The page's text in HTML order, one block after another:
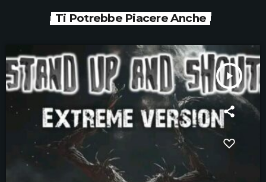
Ti Potrebbe Piacere Anche
play_arrow